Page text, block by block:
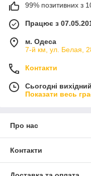
99% позитивних з
Працює з
м. Одеса
7-й км, ул. Белая,
Контакти
Сьогодні вихідний
Показати весь
Про нас
Контакти